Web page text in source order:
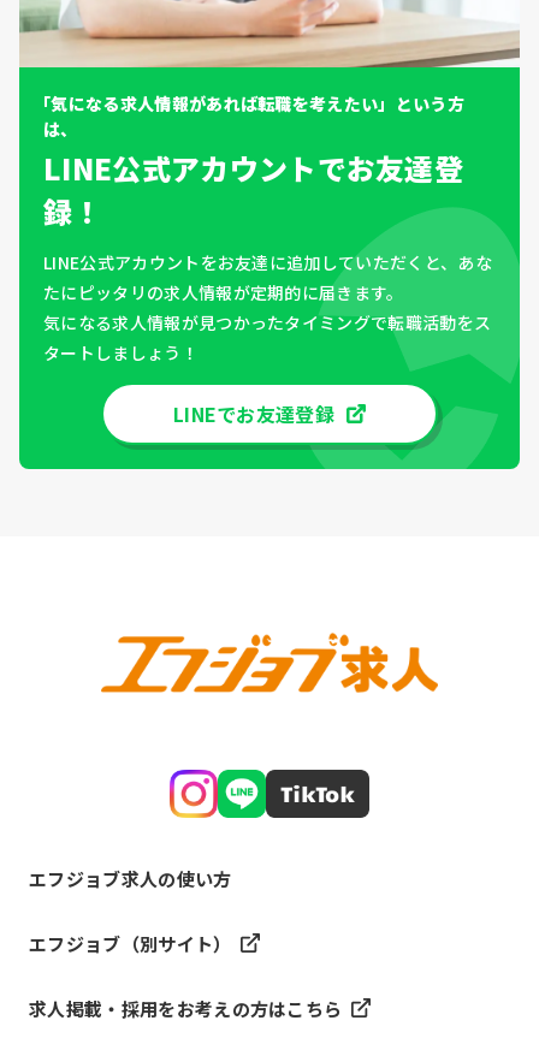
「気になる求人情報があれば転職を考えたい」という方
は、
LINE公式アカウントでお友達登
録！
LINE公式アカウントをお友達に追加していただくと、あな
たにピッタリの求人情報が定期的に届きます。
気になる求人情報が見つかったタイミングで転職活動をス
タートしましょう！
LINEでお友達登録
エフジョブ求人の使い方
エフジョブ（別サイト）
求人掲載・採用をお考えの方はこちら